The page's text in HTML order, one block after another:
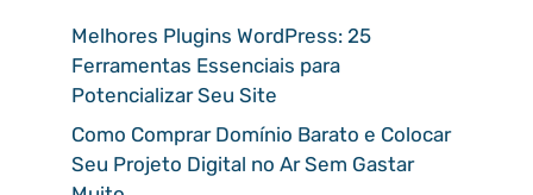
Melhores Plugins WordPress: 25
Ferramentas Essenciais para
Potencializar Seu Site
Como Comprar Domínio Barato e Colocar
Seu Projeto Digital no Ar Sem Gastar